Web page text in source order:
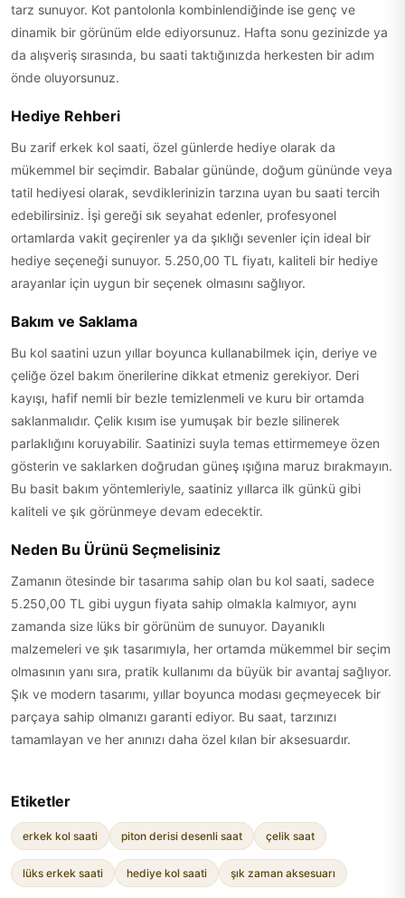
tarz sunuyor. Kot pantolonla kombinlendiğinde ise genç ve
dinamik bir görünüm elde ediyorsunuz. Hafta sonu gezinizde ya
da alışveriş sırasında, bu saati taktığınızda herkesten bir adım
önde oluyorsunuz.
Hediye Rehberi
Bu zarif erkek kol saati, özel günlerde hediye olarak da
mükemmel bir seçimdir. Babalar gününde, doğum gününde veya
tatil hediyesi olarak, sevdiklerinizin tarzına uyan bu saati tercih
edebilirsiniz. İşi gereği sık seyahat edenler, profesyonel
ortamlarda vakit geçirenler ya da şıklığı sevenler için ideal bir
hediye seçeneği sunuyor. 5.250,00 TL fiyatı, kaliteli bir hediye
arayanlar için uygun bir seçenek olmasını sağlıyor.
Bakım ve Saklama
Bu kol saatini uzun yıllar boyunca kullanabilmek için, deriye ve
çeliğe özel bakım önerilerine dikkat etmeniz gerekiyor. Deri
kayışı, hafif nemli bir bezle temizlenmeli ve kuru bir ortamda
saklanmalıdır. Çelik kısım ise yumuşak bir bezle silinerek
parlaklığını koruyabilir. Saatinizi suyla temas ettirmemeye özen
gösterin ve saklarken doğrudan güneş ışığına maruz bırakmayın.
Bu basit bakım yöntemleriyle, saatiniz yıllarca ilk günkü gibi
kaliteli ve şık görünmeye devam edecektir.
Neden Bu Ürünü Seçmelisiniz
Zamanın ötesinde bir tasarıma sahip olan bu kol saati, sadece
5.250,00 TL gibi uygun fiyata sahip olmakla kalmıyor, aynı
zamanda size lüks bir görünüm de sunuyor. Dayanıklı
malzemeleri ve şık tasarımıyla, her ortamda mükemmel bir seçim
olmasının yanı sıra, pratik kullanımı da büyük bir avantaj sağlıyor.
Şık ve modern tasarımı, yıllar boyunca modası geçmeyecek bir
parçaya sahip olmanızı garanti ediyor. Bu saat, tarzınızı
tamamlayan ve her anınızı daha özel kılan bir aksesuardır.
Etiketler
erkek kol saati piton derisi desenli saat çelik saat
lüks erkek saati hediye kol saati şık zaman aksesuarı